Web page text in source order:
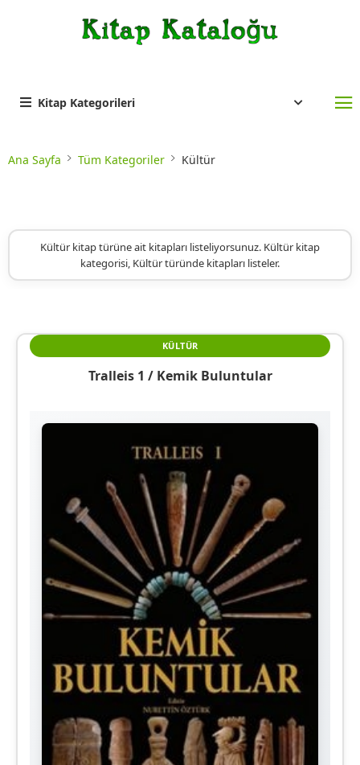
Kitap Kategorileri
Ana Sayfa Tüm Kategoriler Kültür
Kültür kitap türüne ait kitapları listeliyorsunuz. Kültür kitap
kategorisi, Kültür türünde kitapları listeler.
KÜLTÜR
Tralleis 1 / Kemik Buluntular